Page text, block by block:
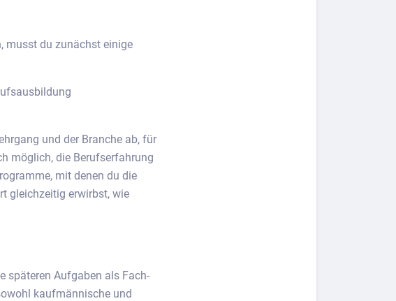
musst du zunächst einige
und der Branche ab, für
möglich, die Berufserfahrung
mit denen du die
gleichzeitig erwirbst, wie
späteren Aufgaben als Fach-
kaufmännische und